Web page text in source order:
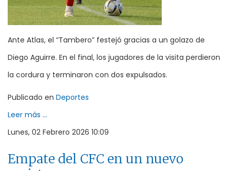
Ante Atlas, el “Tambero” festejó gracias a un golazo de
Diego Aguirre. En el final, los jugadores de la visita perdieron
la cordura y terminaron con dos expulsados.
Publicado en Deportes
Leer más ...
Lunes, 02 Febrero 2026 10:09
Empate del CFC en un nuevo